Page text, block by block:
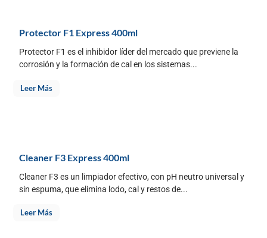
Protector F1 Express 400ml
Protector F1 es el inhibidor líder del mercado que previene la
corrosión y la formación de cal en los sistemas...
Leer Más
Cleaner F3 Express 400ml
Cleaner F3 es un limpiador efectivo, con pH neutro universal y
sin espuma, que elimina lodo, cal y restos de...
Leer Más